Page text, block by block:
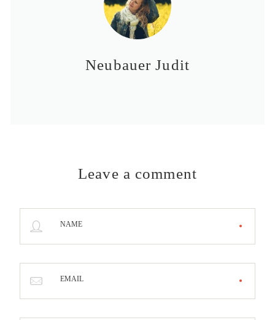
Neubauer Judit
Leave a comment
NAME
EMAIL